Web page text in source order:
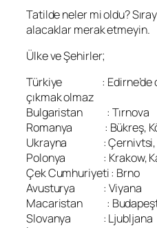
Tatilde neler mi oldu?
alacaklar merak etmeyin.
Ülke ve Şehirler;
Türkiye : Edirne’de
çıkmak olmaz
Bulgaristan : Tırnova
Romanya : Bükreş,
Ukrayna : Çernivtsi,
Polonya : Krakow,
Çek Cumhuriyeti : Brno
Avusturya : Viyana
Macaristan :
Slovanya : Ljubljana